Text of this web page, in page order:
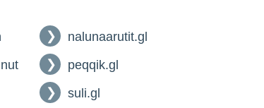
nalunaarutit.gl
peqqik.gl
suli.gl